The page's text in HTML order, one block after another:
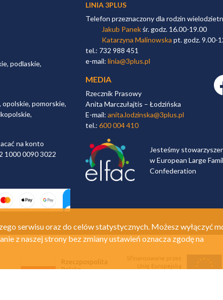
podlaskie,
pomorskie,
na konto
1000 0090 3022
LINIA 3PLUS
Telefon przeznaczony dla rodzin
Jakub Panekśr. godz. 16.00-19.00
Katarzyna Malinowska pt. godz. 9.00-
tel.: 732 988 451
e-mail: linia@3plus.pl
MEDIA
Rzecznik Prasowy
Anita Marczułajtis – Łodzińska
E-mail: anita.lodzinska@3plus.pl
tel.: 600 004 410
Jesteśmy
w European Large
Confederation
serwisu oraz do celów statystycznych. Możesz wyłączyć
z naszej strony bez zmiany ustawień oznacza zgodę na